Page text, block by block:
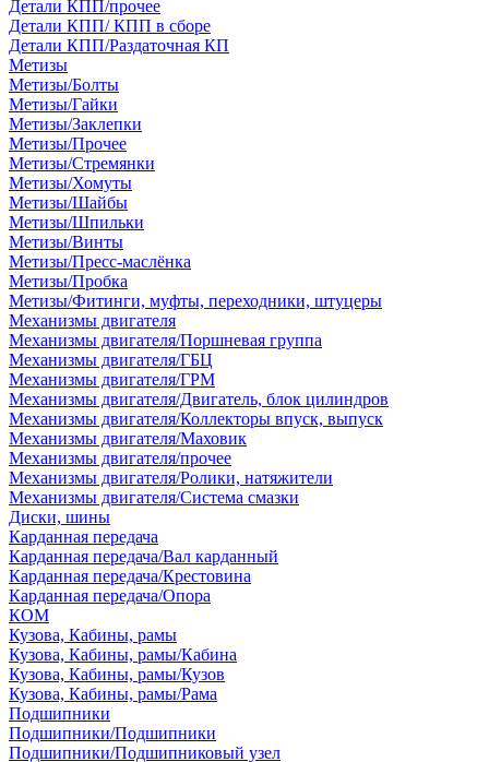
Детали КПП/прочее
Детали КПП/ КПП в сборе
Детали КПП/Раздаточная КП
Метизы
Метизы/Болты
Метизы/Гайки
Метизы/Заклепки
Метизы/Прочее
Метизы/Стремянки
Метизы/Хомуты
Метизы/Шайбы
Метизы/Шпильки
Метизы/Винты
Метизы/Пресс-маслёнка
Метизы/Пробка
Метизы/Фитинги, муфты, переходники, штуцеры
Механизмы двигателя
Механизмы двигателя/Поршневая группа
Механизмы двигателя/ГБЦ
Механизмы двигателя/ГРМ
Механизмы двигателя/Двигатель, блок цилиндров
Механизмы двигателя/Коллекторы впуск, выпуск
Механизмы двигателя/Маховик
Механизмы двигателя/прочее
Механизмы двигателя/Ролики, натяжители
Механизмы двигателя/Система смазки
Диски, шины
Карданная передача
Карданная передача/Вал карданный
Карданная передача/Крестовина
Карданная передача/Опора
КОМ
Кузова, Кабины, рамы
Кузова, Кабины, рамы/Кабина
Кузова, Кабины, рамы/Кузов
Кузова, Кабины, рамы/Рама
Подшипники
Подшипники/Подшипники
Подшипники/Подшипниковый узел